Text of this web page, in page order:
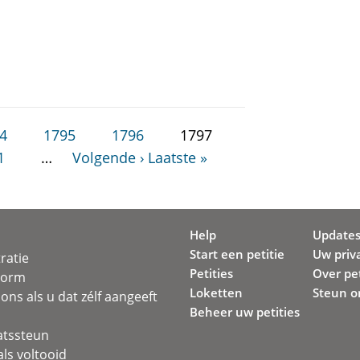
1795 1796
1797
… Volgende › Laatste »
als u dat zélf aangeeft
voltooid
Help
Start een petitie
Petities
Loketten
Beheer uw petities
Uw
Over
Steun